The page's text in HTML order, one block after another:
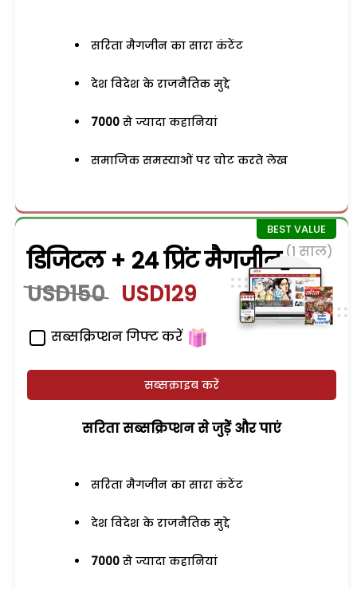
सरिता मैगजीन का सारा कंटेंट
देश विदेश के राजनैतिक मुद्दे
7000 से ज्यादा कहानियां
समाजिक समस्याओं पर चोट करते लेख
डिजिटल + 24 प्रिंट मैगजीन (1 साल)
USD150 USD129
सब्सक्रिप्शन गिफ्ट करें
सब्सक्राइब करें
सरिता सब्सक्रिप्शन से जुड़ेें और पाएं
सरिता मैगजीन का सारा कंटेंट
देश विदेश के राजनैतिक मुद्दे
7000 से ज्यादा कहानियां